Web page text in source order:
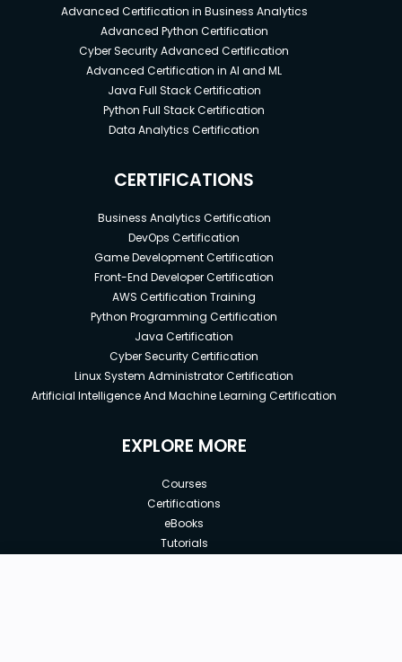
Advanced Certification in Business Analytics
Advanced Python Certification
Cyber Security Advanced Certification
Advanced Certification in AI and ML
Java Full Stack Certification
Python Full Stack Certification
Data Analytics Certification
CERTIFICATIONS
Business Analytics Certification
DevOps Certification
Game Development Certification
Front-End Developer Certification
AWS Certification Training
Python Programming Certification
Java Certification
Cyber Security Certification
Linux System Administrator Certification
Artificial Intelligence And Machine Learning Certification
EXPLORE MORE
Courses
Certifications
eBooks
Tutorials